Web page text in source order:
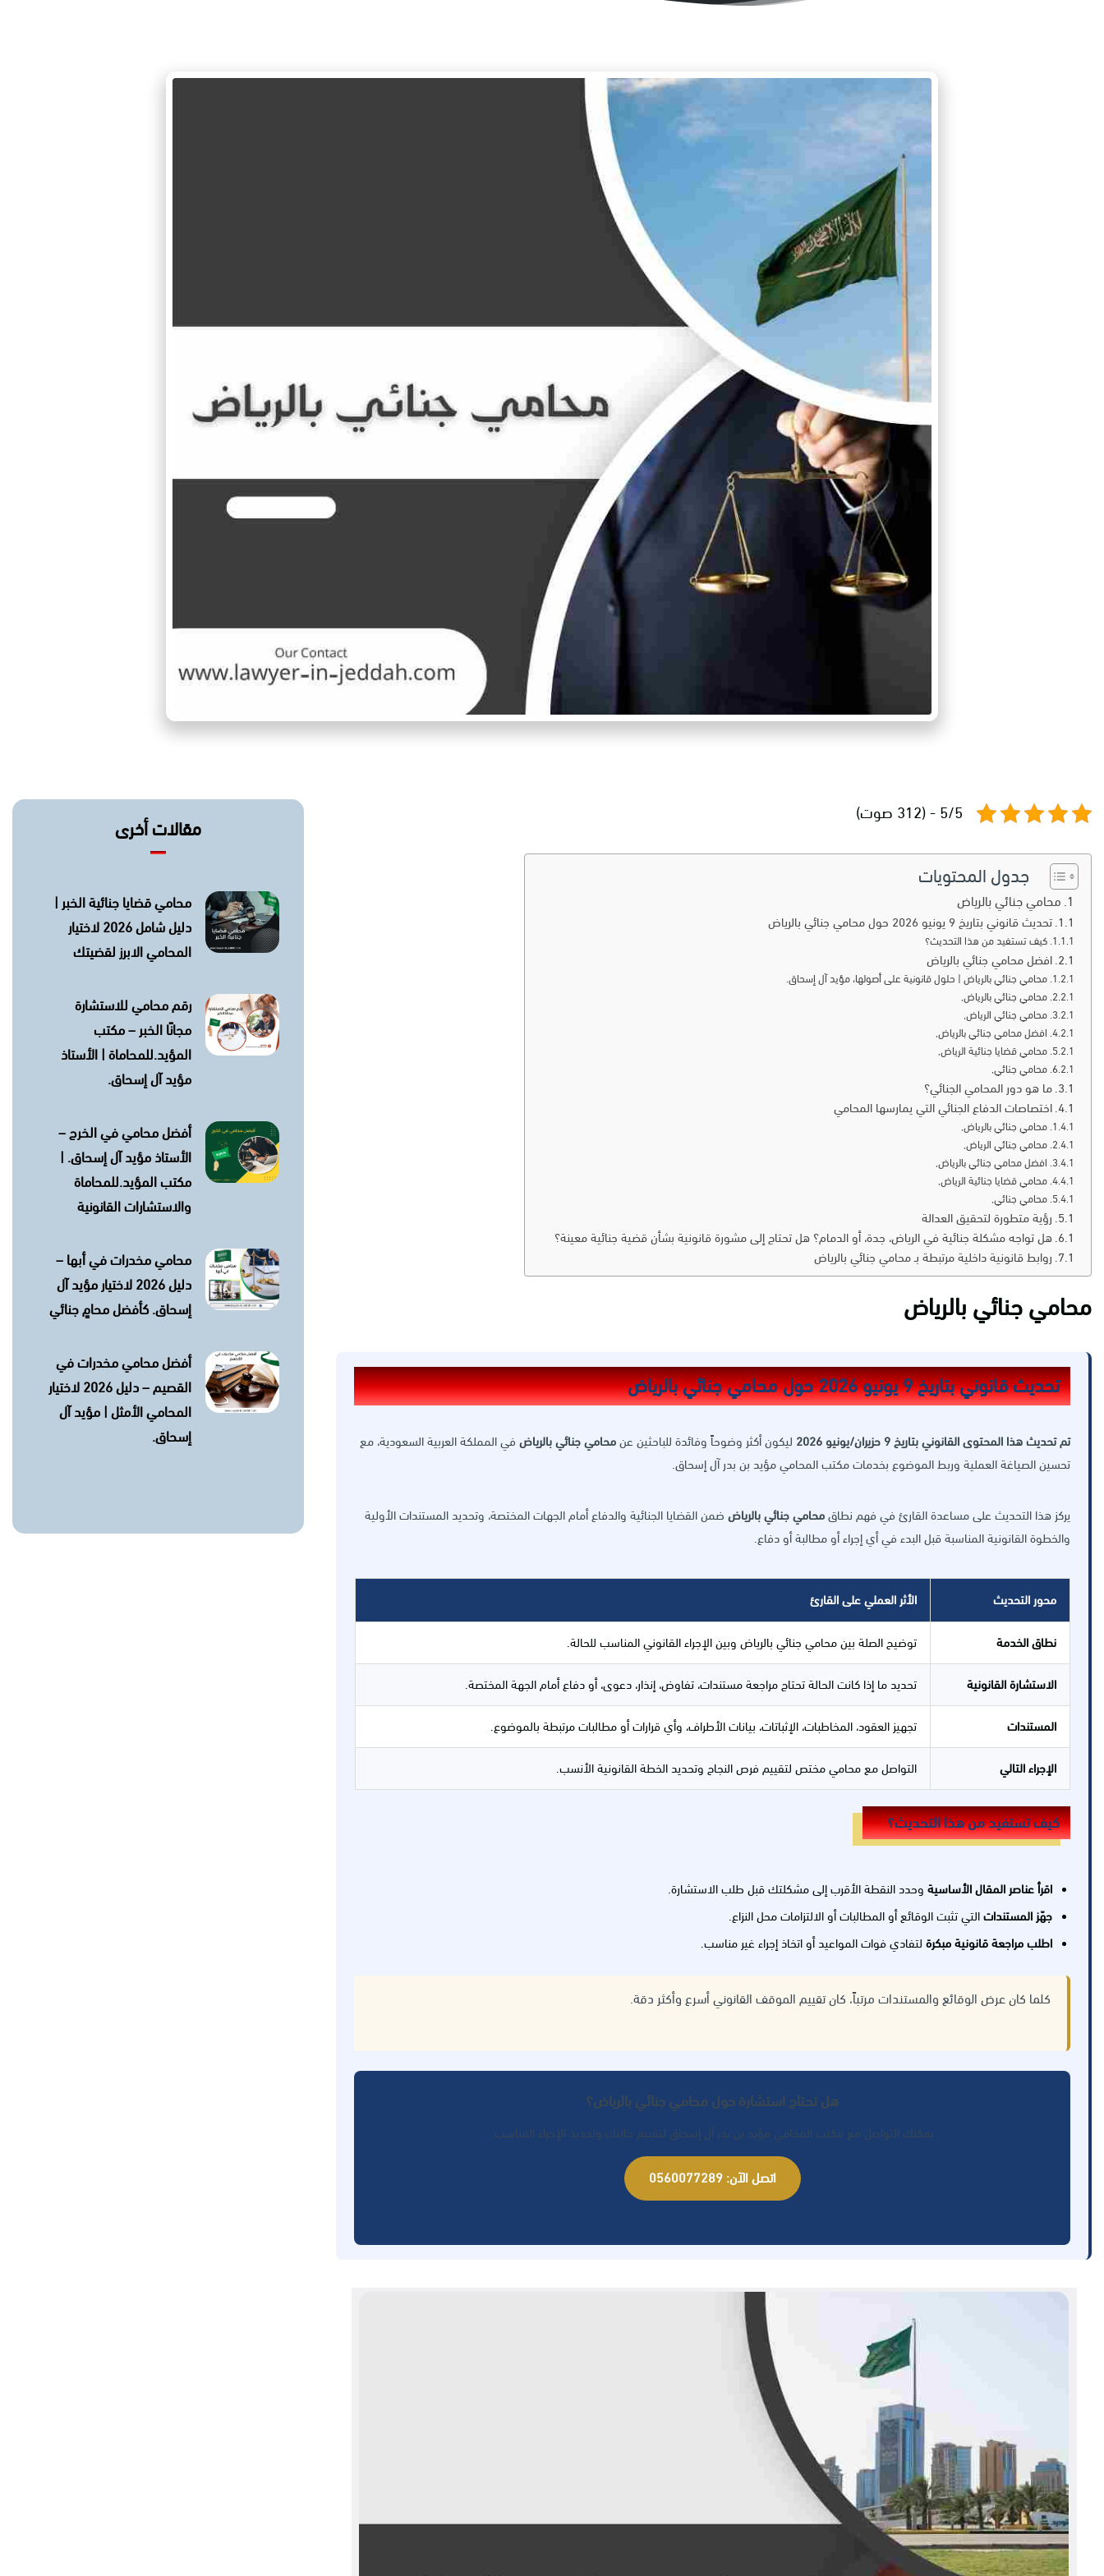
5/5 - (312 صوت)
جدول المحتويات
محامي جنائي بالرياض
تحديث قانوني بتاريخ 9 يونيو 2026 حول محامي جنائي بالرياض
كيف تستفيد من هذا التحديث؟
افضل محامي جنائي بالرياض
محامي جنائي بالرياض | حلول قانونية على أصولها، مؤيد آل إسحاق.
محامي جنائي بالرياض,
محامي جنائي الرياض,
افضل محامي جنائي بالرياض,
محامي قضايا جنائية الرياض,
محامي جنائي,
ما هو دور المحامي الجنائي؟
اختصاصات الدفاع الجنائي التي يمارسها المحامي
محامي جنائي بالرياض,
محامي جنائي الرياض,
افضل محامي جنائي بالرياض,
محامي قضايا جنائية الرياض,
محامي جنائي,
رؤية متطورة لتحقيق العدالة
هل تواجه مشكلة جنائية في الرياض، جدة، أو الدمام؟ هل تحتاج إلى مشورة قانونية بشأن قضية جنائية معينة؟
روابط قانونية داخلية مرتبطة بـ محامي جنائي بالرياض
محامي جنائي بالرياض
تحديث قانوني بتاريخ 9 يونيو 2026 حول محامي جنائي بالرياض
تم تحديث هذا المحتوى القانوني بتاريخ 9 حزيران/يونيو 2026 ليكون أكثر وضوحاً وفائدة للباحثين عنمحامي جنائي بالرياض في المملكة العربية السعودية، مع
تحسين الصياغة العملية وربط الموضوع بخدمات مكتب المحامي مؤيد بن بدر آل إسحاق.
يركز هذا التحديث على مساعدة القارئ في فهم نطاقمحامي جنائي بالرياض ضمن القضايا الجنائية والدفاع أمام الجهات المختصة، وتحديد المستندات الأولية
والخطوة القانونية المناسبة قبل البدء في أي إجراء أو مطالبة أو دفاع.
محور التحديث الأثر العملي على القارئ
نطاق الخدمة توضيح الصلة بين محامي جنائي بالرياض وبين الإجراء القانوني المناسب للحالة.
الاستشارة القانونية تحديد ما إذا كانت الحالة تحتاج مراجعة مستندات، تفاوض، إنذار، دعوى، أو دفاع أمام الجهة المختصة.
المستندات تجهيز العقود، المخاطبات، الإثباتات، بيانات الأطراف، وأي قرارات أو مطالبات مرتبطة بالموضوع.
الإجراء التالي التواصل مع محامي مختص لتقييم فرص النجاح وتحديد الخطة القانونية الأنسب.
كيف تستفيد من هذا التحديث؟
اقرأ عناصر المقال الأساسية وحدد النقطة الأقرب إلى مشكلتك قبل طلب الاستشارة.
جهّز المستنداتالتي تثبت الوقائع أو المطالبات أو الالتزامات محل النزاع.
اطلب مراجعة قانونية مبكرة لتفادي فوات المواعيد أو اتخاذ إجراء غير مناسب.
كلما كان عرض الوقائع والمستندات مرتباً، كان تقييم الموقف القانوني أسرع وأكثر دقة.
هل تحتاج استشارة حول محامي جنائي بالرياض؟
يمكنك التواصل مع مكتب المحامي مؤيد بن بدر آل إسحاق لتقييم حالتك وتحديد الإجراء المناسب.
اتصل الآن: 0560077289
مقالات أخرى
محامي قضايا جنائية الخبر |
دليل شامل 2026 لاختيار
المحامي الابرز لقضيتك
رقم محامي للاستشارة
مجانًا الخبر – مكتب
المؤيد.للمحاماة | الأستاذ
مؤيد آل إسحاق.
أفضل محامي في الخرج –
الأستاذ مؤيد آل إسحاق. |
مكتب المؤيد.للمحاماة
والاستشارات القانونية
محامي مخدرات في أبها –
دليل 2026 لاختيار مؤيد آل
إسحاق. كأفضل محامٍ جنائي
أفضل محامي مخدرات في
القصيم – دليل 2026 لاختيار
المحامي الأمثل | مؤيد آل
إسحاق.